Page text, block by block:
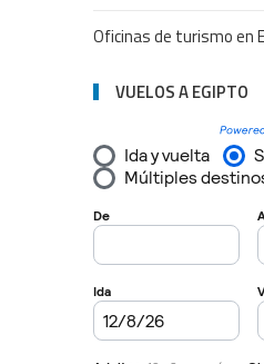
Oficinas de turismo en
VUELOS A EGIPTO